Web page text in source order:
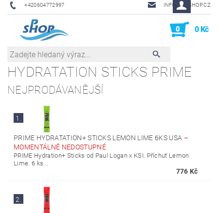
+420604772997 INFO@PHSHOP.CZ
0 0 Kč
HYDRATATION STICKS PRIME
NEJPRODÁVANĚJŠÍ
1.
PRIME HYDRATATION+ STICKS LEMON LIME 6KS USA –
MOMENTÁLNĚ NEDOSTUPNÉ
PRIME Hydration+ Sticks od Paul Logan x KSI. Příchuť Lemon
Lime. 6 ks...
776 Kč
2.